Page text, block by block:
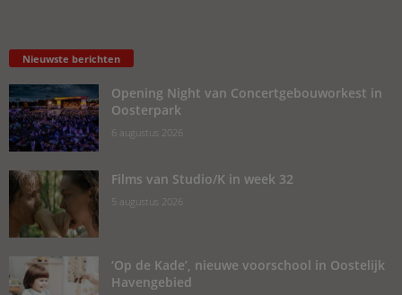
Nieuwste berichten
Opening Night van Concertgebouworkest in
Oosterpark
6 augustus 2026
Films van Studio/K in week 32
5 augustus 2026
‘Op de Kade’, nieuwe voorschool in Oostelijk
Havengebied